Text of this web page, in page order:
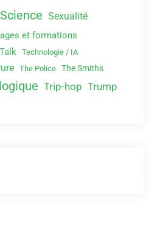
Science Sexualité
et formations
Technologie / IA
The Police The Smiths
Trip-hop Trump